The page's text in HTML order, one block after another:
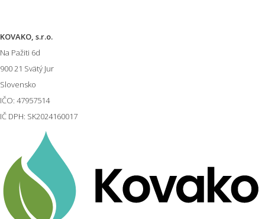
KOVAKO, s.r.o.
Na Pažiti 6d
900 21 Svätý Jur
Slovensko
IČO: 47957514
IČ DPH: SK2024160017